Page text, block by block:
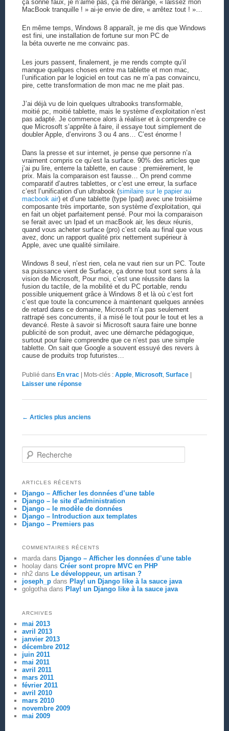
ça sonne faux, je n’aime pas, ça me dérange, « laissez mon
MacBook tranquille ! » ai-je envie de dire, « arrêtez tout ! »…
En même temps, Windows 8 apparaît, je me dis que Windows
est fini, une installation de fortune sur mon PC de
la béta ouverte ne me convainc pas.
Les jours passent, finalement, je me rends compte qu’il
manque quelques choses entre ma tablette et mon mac,
l’unification par le logiciel en tout cas ne m’a pas convaincu,
pire, cette transformation de mon mac ne me plait pas.
J’ai déjà vu de loin quelques ultrabooks transformable,
moitié pc, moitié tablette, mais le système d’exploitation n’est
pas adapté. Je commence alors à réaliser et à comprendre ce
que Microsoft s’apprête à faire, il essaye tout simplement de
doubler Apple, d’environs 3 ou 4 ans… C’est énorme !
Dans la presse et sur internet, je pense que personne n’a
vraiment compris ce qu’est la surface. 90% des articles que
j’ai pu lire, enterre la tablette, en cause : premièrement, le
prix. Mais la comparaison est fausse… On prend comme
comparatif d’autres tablettes, or c’est une erreur, la surface
c’est l’unification d’un ultrabook (similaire sur le papier au
macbook air) et d’une tablette (type Ipad) avec une troisième
composante très importante, son système d’exploitation, qui
en fait un objet parfaitement pensé. Pour moi la comparaison
se ferait avec un Ipad et un macBook air, les deux réunis,
quand vous acheter surface (pro) c’est cela au final que vous
avez, donc un rapport qualité prix nettement supérieur à
Apple, avec une qualité similaire.
Windows 8 seul, n’est rien, cela ne vaut rien sur un PC. Toute
sa puissance vient de Surface, ça donne tout sont sens à la
vision de Microsoft, Pour moi, c’est une réussite dans la
fusion du tactile, de la mobilité et du PC portable, rendu
possible uniquement grâce à Windows 8 et là où c’est fort
c’est que toute la concurrence à maintenant quelques années
de retard dans ce domaine, Microsoft n’a pas seulement
rattrapé ses concurrents, il a misé le tout pour le tout et les a
devancé. Reste à savoir si Microsoft saura faire une bonne
publicité de son produit, avec une démarche pédagogique,
surtout pour faire comprendre que ce n’est pas une simple
tablette. On sait que Google a souvent essuyé des revers à
cause de produits trop futuristes…
Publié dans En vrac Mots-clés : Apple, Microsoft, Surface
Laisser une réponse
Navigation des articles
← Articles plus anciens
Recherche
ARTICLES RÉCENTS
Django – Afficher les données d’une table
Django – le site d’administration
Django – le modèle de données
Django – Introduction aux templates
Django – Premiers pas
COMMENTAIRES RÉCENTS
mardadans Django – Afficher les données d’une table
hoolaydans Créer sont propre MVC en PHP
nh2dans Le développeur, un artisan ?
joseph_pdans Play! un Django like à la sauce java
golgothadans Play! un Django like à la sauce java
ARCHIVES
mai 2013
avril 2013
janvier 2013
décembre 2012
juin 2011
mai 2011
avril 2011
mars 2011
février 2011
avril 2010
mars 2010
novembre 2009
mai 2009